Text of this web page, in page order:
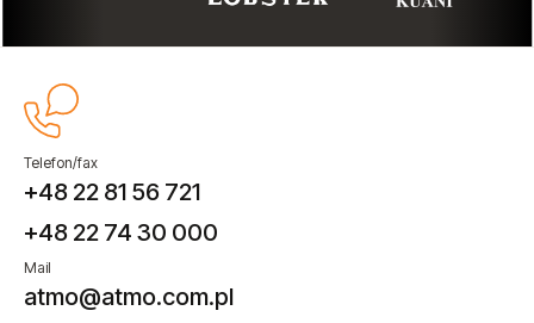
Telefon/fax
+48 22 81 56 721
+48 22 74 30 000
Mail
atmo@atmo.com.pl